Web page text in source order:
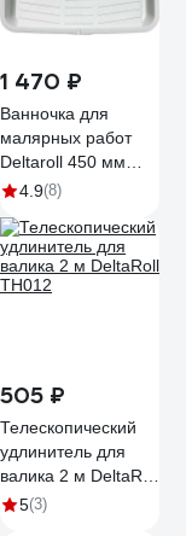
1 470 ₽
Ванночка для
малярных работ
Deltaroll 450 мм
T888450
4.9(8)
505 ₽
Телескопический
удлинитель для
валика 2 м DeltaRoll
TH012
5(3)